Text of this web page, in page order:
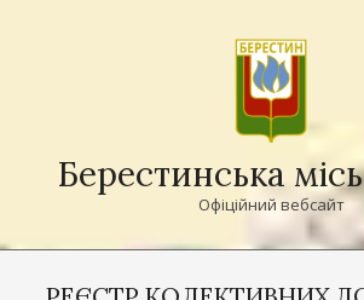
Берестинська
Офіційний вебсайт
Navigation